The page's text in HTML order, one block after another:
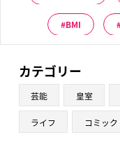
BMI
カテゴリー
芸能 皇室
ライフ コミック